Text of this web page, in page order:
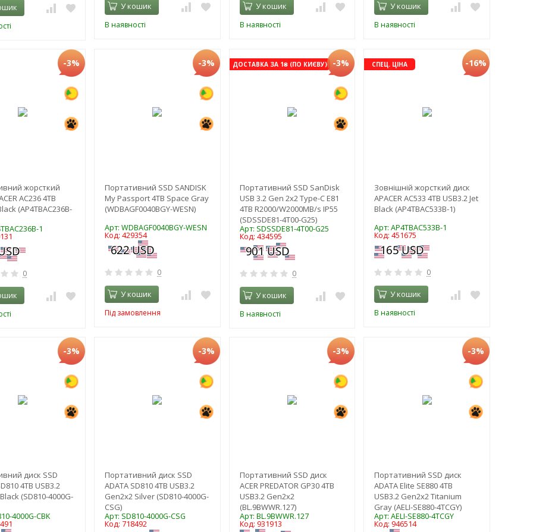
У кошик
В наявності
У кошик
В наявності
У кошик
В наявності
-3%
жорсткий
AC236 4TB
(AP4TBAC236B-
1
0
-3%
Портативний SSD SANDISK
My Passport 4TB Space Gray
(WDBAGF0040BGY-WESN)
Арт: WDBAGF0040BGY-WESN
Код: 429354
0
У кошик
Під замовлення
ДОСТАВКА ЗА 1₴ (ПО КИЄВУ) -3%
Портативний SSD SanDisk
USB 3.2 Gen 2x2 Type-C E81
4TB R2000/W2000MB/s IP55
(SDSSDE81-4T00-G25)
Арт: SDSSDE81-4T00-G25
Код: 434595
0
У кошик
В наявності
СПЕЦ. ЦІНА -16%
Зовнішній жорсткий диск
APACER AC533 4TB USB3.2 Jet
Black (AP4TBAC533B-1)
Арт: AP4TBAC533B-1
Код: 451675
0
У кошик
В наявності
-3%
диск SSD
4TB USB3.2
(SD810-4000G-
4000G-CBK
-3%
Портативний диск SSD
ADATA SD810 4TB USB3.2
Gen2x2 Silver (SD810-4000G-
CSG)
Арт: SD810-4000G-CSG
Код: 718492
-3%
Портативний SSD диск
ACER PREDATOR GP30 4TB
USB3.2 Gen2x2
(BL.9BWWR.127)
Арт: BL.9BWWR.127
Код: 931913
-3%
Портативний SSD диск
ADATA Elite SE880 4TB
USB3.2 Gen2x2 Titanium
Gray (AELI-SE880-4TCGY)
Арт: AELI-SE880-4TCGY
Код: 946514